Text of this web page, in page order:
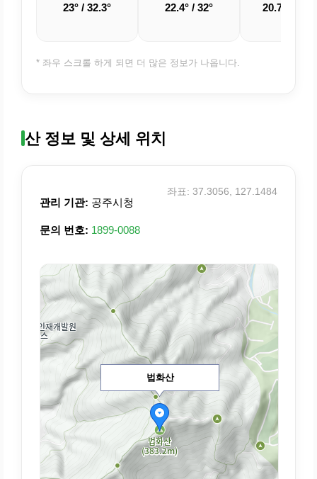
23° / 32.3° 22.4° / 32° 20.7° /
* 좌우 스크롤 하게 되면 더 많은 정보가 나옵니다.
산 정보 및 상세 위치
관리 기관: 공주시청
문의 번호: 1899-0088
좌표: 37.3056, 127.1484
법화산